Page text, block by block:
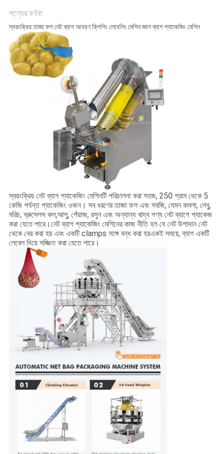
গোপনীয়তা
নীতি
পণ্যের বর্ণনা
স্বয়ংক্রিয় তাজা ফল নেট ব্যাগ আবরণ ক্লিপিং লেবেলিং মেশিন জাল ব্যাগ প্যাকেজিং মেশিন
স্বয়ংক্রিয় নেট ব্যাগ প্যাকেজিং মেশিনটি পরিচালনা করা সহজ, 250 গ্রাম থেকে 5
কেজি পর্যন্ত প্যাকেজিং ওজন। সব ধরণের তাজা ফল এবং সবজি, যেমন কমলা, লেবু,
মরিচ, ব্রুসেলস কল,আলু, পেঁয়াজ, রসুন এবং অন্যান্য খাদ্য পণ্য নেট ব্যাগে প্যাকেজ
করা যেতে পারে।নেট ব্যাগ প্যাকেজিং মেশিনের কাজ নীতি হল যে নেট উপাদান নেট
থেকে বের করা হয় এবং একটি clamps সঙ্গে বন্ধ করা হয়একই সময়ে, ব্যাগ একটি
লেবেল দিয়ে সজ্জিত করা যেতে পারে।